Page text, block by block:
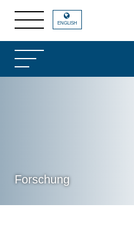
Forschung
ENGLISH